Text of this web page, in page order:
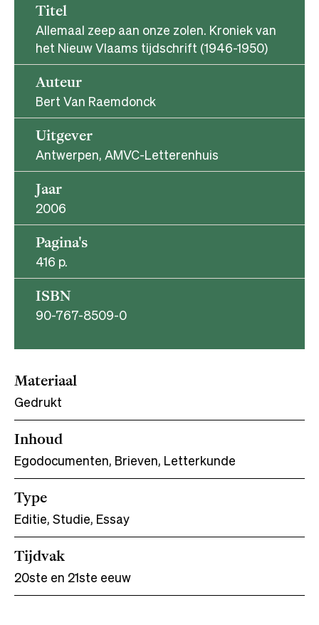
Titel
Allemaal zeep aan onze zolen. Kroniek van
het Nieuw Vlaams tijdschrift (1946-1950)
Auteur
Bert Van Raemdonck
Uitgever
Antwerpen, AMVC-Letterenhuis
Jaar
2006
Pagina's
416 p.
ISBN
90-767-8509-0
Materiaal
Gedrukt
Inhoud
Egodocumenten, Brieven, Letterkunde
Type
Editie, Studie, Essay
Tijdvak
20ste en 21ste eeuw